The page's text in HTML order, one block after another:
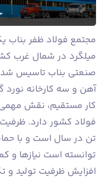
مجتمع فولاد ظفر بناب
صنعتی بناب تاسیس شد.
کار مستقیم، نقش
فولاد کشور دارد.
تن در سال است و با
توانسته است نیازها و
افزایش ظرفیت تولید